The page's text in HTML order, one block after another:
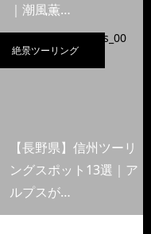
｜潮風薫…
絶景ツーリング
【長野県】信州ツーリ
ングスポット13選｜ア
ルプスが…